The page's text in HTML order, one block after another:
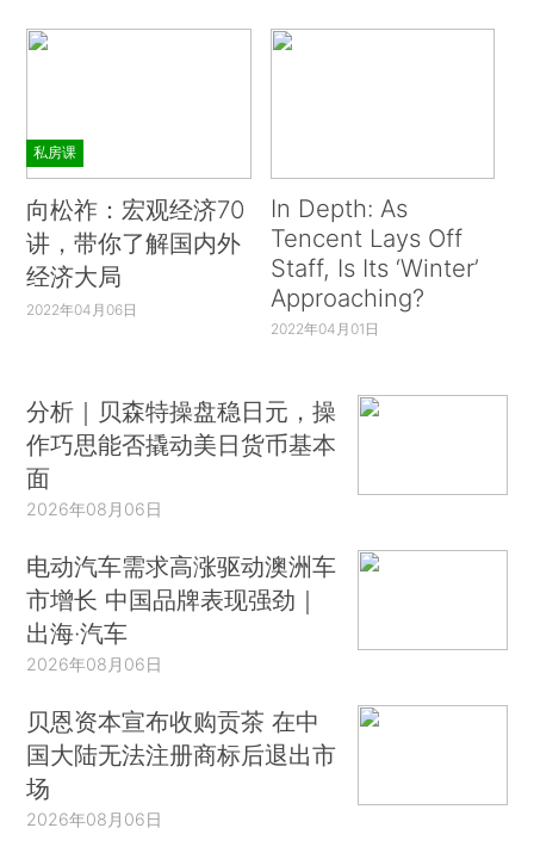
私房课
向松祚：宏观经济70
讲，带你了解国内外
经济大局
2022年04月06日
In Depth: As
Tencent Lays Off
Staff, Is Its ‘Winter’
Approaching?
2022年04月01日
分析｜贝森特操盘稳日元，操
作巧思能否撬动美日货币基本
面
2026年08月06日
电动汽车需求高涨驱动澳洲车
市增长 中国品牌表现强劲｜
出海·汽车
2026年08月06日
贝恩资本宣布收购贡茶 在中
国大陆无法注册商标后退出市
场
2026年08月06日